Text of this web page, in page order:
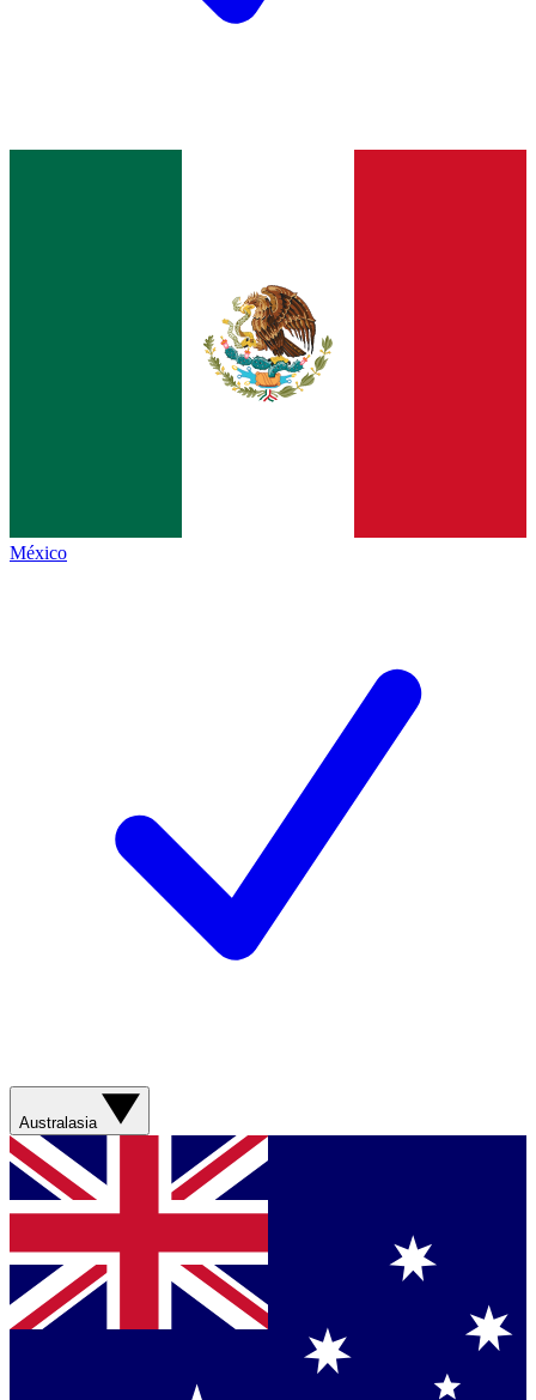
México
Australasia